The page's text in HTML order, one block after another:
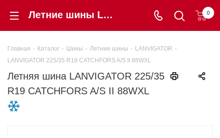
Летние шины LANVIGATOR 225/35 R19 CATCHFORS A/S II 88WXL купить в интернет-магазине «Шинторг» в Калининграде 0
Главная - Каталог - Шины - Летние шины - LANVIGATOR -
LANVIGATOR 225/35 R19 CATCHFORS A/S II 88WXL
Летняя шина LANVIGATOR 225/35
R19 CATCHFORS A/S II 88WXL